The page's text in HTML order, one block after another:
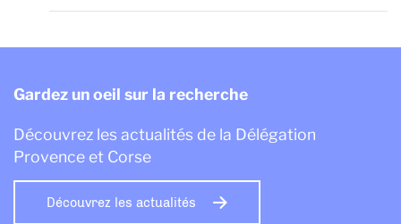
Gardez un oeil sur la recherche
Découvrez les actualités de la Délégation
Provence et Corse
Découvrez les actualités